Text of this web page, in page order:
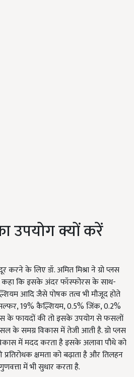
उपयोग क्यों करें
के लिए डॉ. अमित मिश्रा ने ग्रो प्लस
कि इसके अंदर फॉस्फोरस के साथ-
आदि जैसे पोषक तत्व भी मौजूद होते
19% कैल्शियम, 0.5% जिंक, 0.2%
के फायदों की तो इसके उपयोग से फसलों
के समग्र विकास में तेजी आती है. ग्रो प्लस
में मदद करता है इसके अलावा पौधे को
क्षमता को बढ़ाता है और तिलहन
में भी सुधार करता है.